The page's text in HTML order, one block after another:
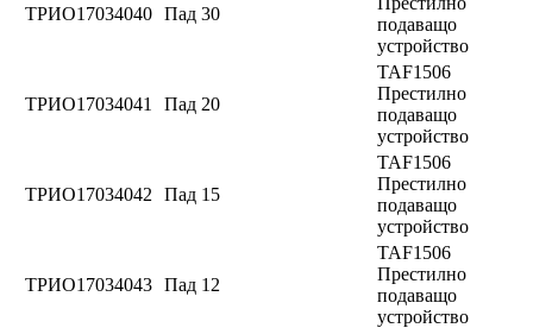
ТРИО17034040 Пад 30
подаващо
устройство
ТРИО17034041 Пад 20
TAF1506
Престилно
подаващо
устройство
ТРИО17034042 Пад 15
TAF1506
Престилно
подаващо
устройство
ТРИО17034043 Пад 12
TAF1506
Престилно
подаващо
устройство